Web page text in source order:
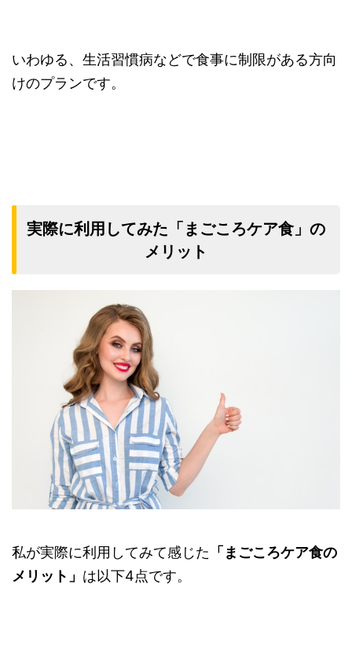
いわゆる、生活習慣病などで食事に制限がある方向
けのプランです。
実際に利用してみた「まごころケア食」の
メリット
私が実際に利用してみて感じた 「まごころケア食の
メリット」 は以下4点です。